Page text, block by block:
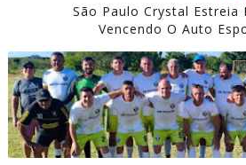
São Paulo Crystal Estreia
Vencendo O Auto